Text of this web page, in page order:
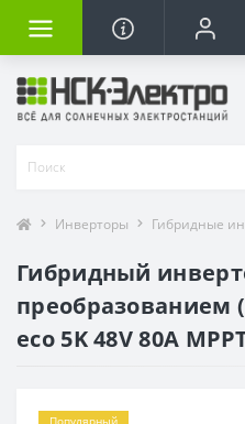
Инверторы Гибридные
Гибридный
преобразованием
eco 5K 48V 80A
Популярный